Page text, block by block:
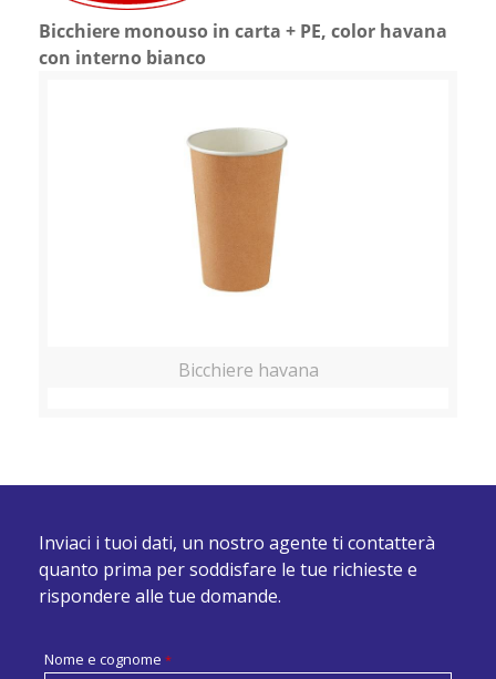
Bicchiere monouso in carta + PE, color havana
con interno bianco
Bicchiere havana
Inviaci i tuoi dati, un nostro agente ti contatterà
quanto prima per soddisfare le tue richieste e
rispondere alle tue domande.
Nome e cognome *